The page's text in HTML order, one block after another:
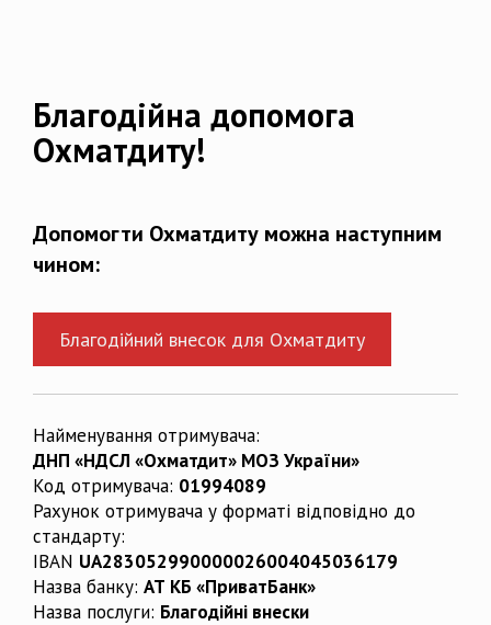
Благодійна допомога
Охматдиту!
Допомогти Охматдиту можна наступним
чином:
Благодійний внесок для Охматдиту
Найменування отримувача:
ДНП «НДСЛ «Охматдит» МОЗ України»
Код отримувача: 01994089
Рахунок отримувача у форматі відповідно до
стандарту:
IBAN UA283052990000026004045036179
Назва банку: АТ КБ «ПриватБанк»
Назва послуги: Благодійні внески